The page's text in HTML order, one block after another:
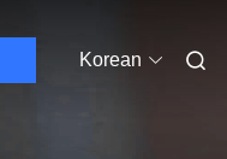
Korean